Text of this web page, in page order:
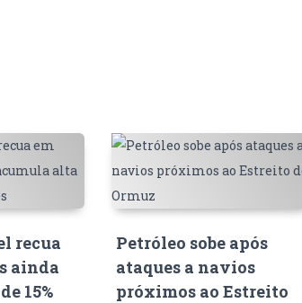
recua
ainda
15%
Petróleo sobe após
ataques a navios
próximos ao Estreito